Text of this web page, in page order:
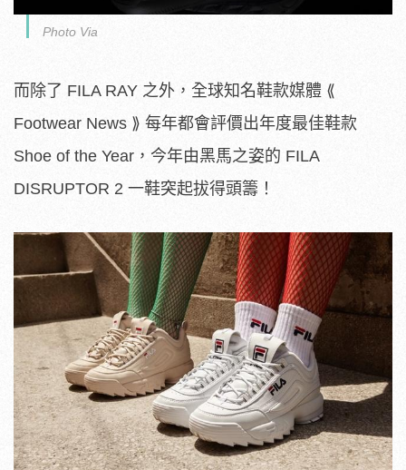
Photo Via
而除了 FILA RAY 之外，全球知名鞋款媒體 ⟪
Footwear News ⟫ 每年都會評價出年度最佳鞋款
Shoe of the Year，今年由黑馬之姿的 FILA
DISRUPTOR 2 一鞋突起拔得頭籌！